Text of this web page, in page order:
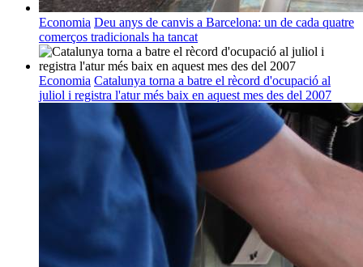
Economia Deu anys de canvis a Barcelona: un de cada quatre
comerços tradicionals ha tancat
Economia Catalunya torna a batre el rècord d'ocupació al
juliol i registra l'atur més baix en aquest mes des del 2007